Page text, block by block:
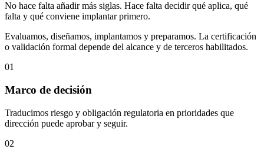
No hace falta añadir más siglas. Hace falta decidir qué aplica, qué
falta y qué conviene implantar primero.
Evaluamos, diseñamos, implantamos y preparamos. La certificación
o validación formal depende del alcance y de terceros habilitados.
01
Marco de decisión
Traducimos riesgo y obligación regulatoria en prioridades que
dirección puede aprobar y seguir.
02